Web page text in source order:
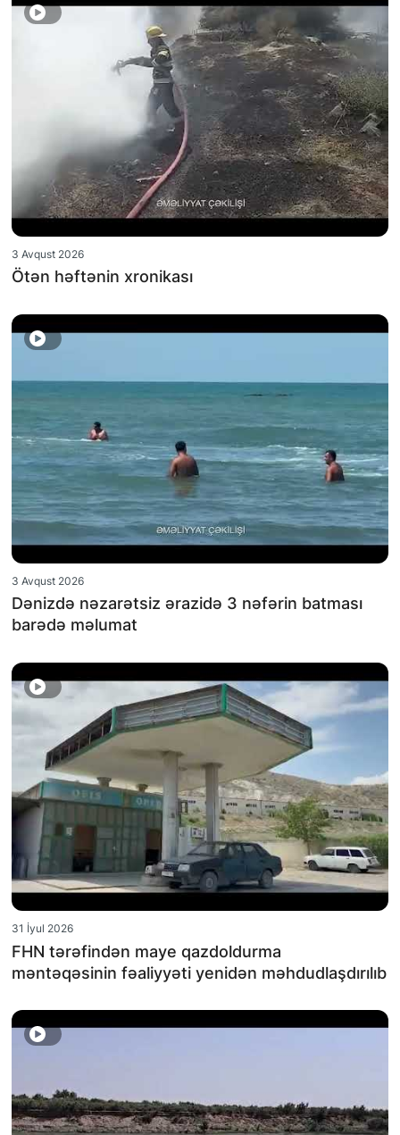
3 Avqust 2026
Ötən həftənin xronikası
3 Avqust 2026
Dənizdə nəzarətsiz ərazidə 3 nəfərin batması
barədə məlumat
31 İyul 2026
FHN tərəfindən maye qazdoldurma
məntəqəsinin fəaliyyəti yenidən məhdudlaşdırılıb